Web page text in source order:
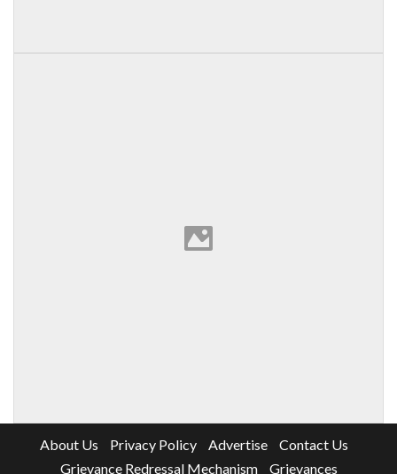
About Us Privacy Policy Advertise
Contact Us
Grievance Redressal Mechanism
Grievances